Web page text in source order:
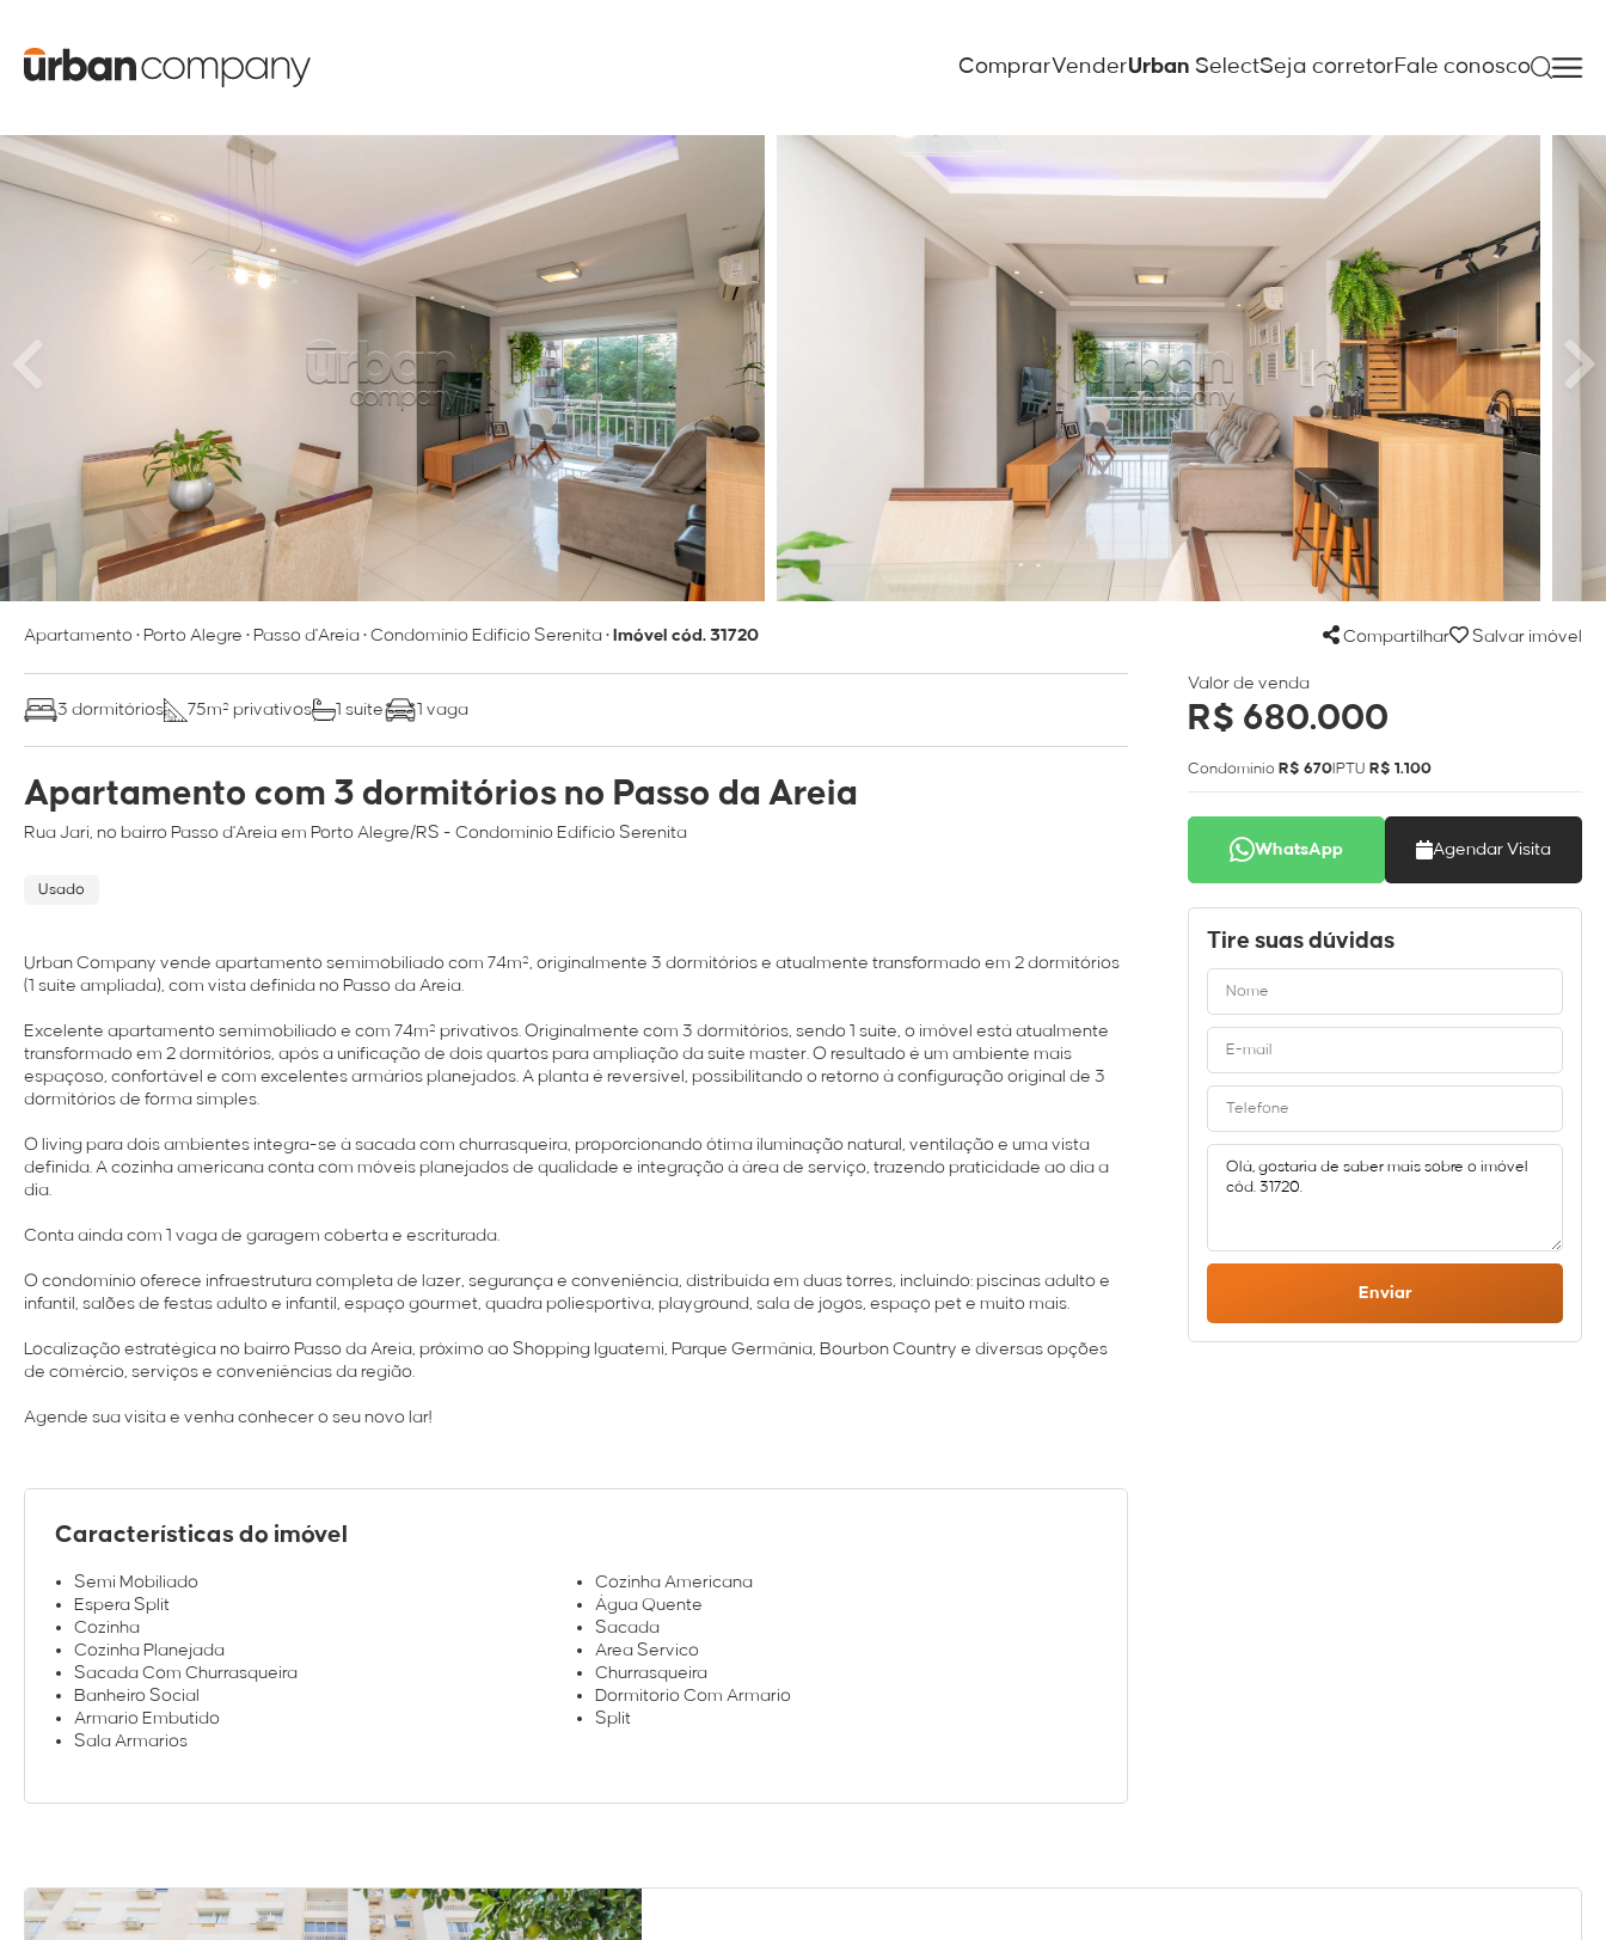
ComprarVenderUrban SelectSeja corretorFale conosco
Apartamento • Porto Alegre • Passo d'Areia•Condomínio Edifício Serenita• Imóvel cód. 31720 Compartilhar Salvar imóvel
3 dormitórios 75m² privativos 1 suíte 1 vaga
Apartamento com 3 dormitórios no Passo da Areia
RuaJari, no bairro Passo d'Areiaem Porto Alegre/RS - Condomínio Edifício Serenita
Usado
Urban Company vende apartamento semimobiliado com 74m², originalmente 3 dormitórios e atualmente transformado em 2 dormitórios
(1 suíte ampliada), com vista definida no Passo da Areia.
Excelente apartamento semimobiliado e com 74m² privativos. Originalmente com 3 dormitórios, sendo 1 suíte, o imóvel está atualmente
transformado em 2 dormitórios, após a unificação de dois quartos para ampliação da suíte master. O resultado é um ambiente mais
espaçoso, confortável e com excelentes armários planejados. A planta é reversível, possibilitando o retorno à configuração original de 3
dormitórios de forma simples.
O living para dois ambientes integra-se à sacada com churrasqueira, proporcionando ótima iluminação natural, ventilação e uma vista
definida. A cozinha americana conta com móveis planejados de qualidade e integração à área de serviço, trazendo praticidade ao dia a
dia.
Conta ainda com 1 vaga de garagem coberta e escriturada.
O condomínio oferece infraestrutura completa de lazer, segurança e conveniência, distribuída em duas torres, incluindo: piscinas adulto e
infantil, salões de festas adulto e infantil, espaço gourmet, quadra poliesportiva, playground, sala de jogos, espaço pet e muito mais.
Localização estratégica no bairro Passo da Areia, próximo ao Shopping Iguatemi, Parque Germânia, Bourbon Country e diversas opções
de comércio, serviços e conveniências da região.
Agende sua visita e venha conhecer o seu novo lar!
Características do imóvel
Semi Mobiliado
Espera Split
Cozinha
Cozinha Planejada
Sacada Com Churrasqueira
Banheiro Social
Armario Embutido
Sala Armarios
Cozinha Americana
Água Quente
Sacada
Area Servico
Churrasqueira
Dormitorio Com Armario
Split
Valor de venda
R$ 680.000
Condomínio R$ 670 IPTU R$ 1.100
WhatsApp Agendar Visita
Tire suas dúvidas
Enviar